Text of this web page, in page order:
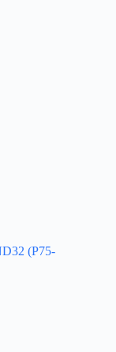
(P75-